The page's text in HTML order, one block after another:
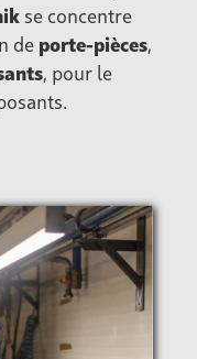
se concentre
de porte-pièces,
, pour le